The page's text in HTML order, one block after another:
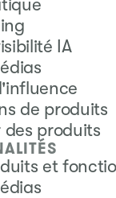
IA
de produits
des produits
et